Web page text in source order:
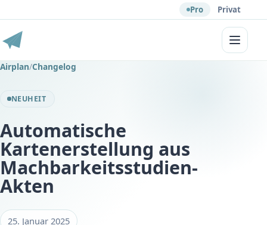
Pro Privat
Menü
Airplan/Changelog
NEUHEIT
Automatische
Kartenerstellung aus
Machbarkeitsstudien-
Akten
25. Januar 2025